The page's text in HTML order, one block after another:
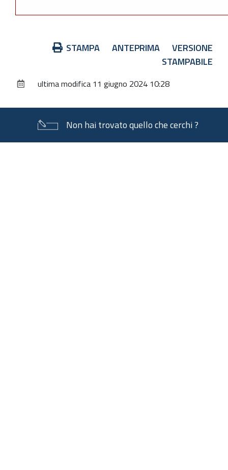
STAMPA ANTEPRIMA
VERSIONE
STAMPABILE
ultima modifica 11 giugno 2024 10:28
Non hai trovato quello che cerchi ?